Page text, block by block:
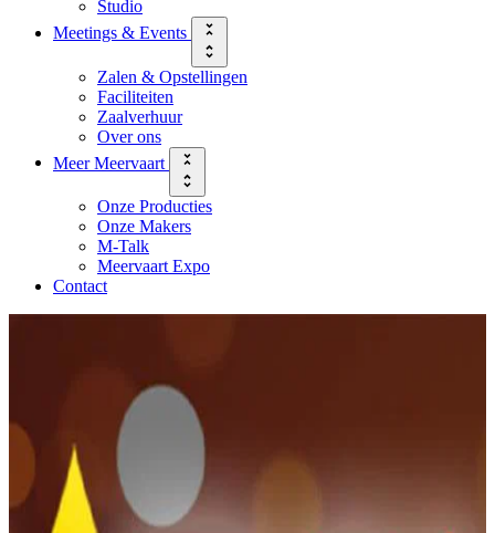
Studio
Meetings & Events
Zalen & Opstellingen
Faciliteiten
Zaalverhuur
Over ons
Meer Meervaart
Onze Producties
Onze Makers
M-Talk
Meervaart Expo
Contact